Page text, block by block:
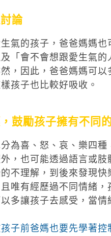
論
氣的孩子，爸爸媽媽
「會不會想跟愛生氣
，因此，爸爸媽媽可
孩子也比較好吸收。
鼓勵孩子擁有不同
為喜、怒、哀、樂四
，也可能透過語言或
不理解，到後來發現
唯有經歷過不同情緒
多讓孩子去感受，當
子前爸媽也要先學著控